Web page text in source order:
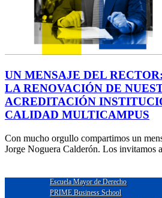
UN MENSAJE DEL
LA RENOVACIÓN DE
ACREDITACIÓN
CALIDAD MULTICAMPUS
Con mucho orgullo compartimos un
Jorge Noguera Calderón. Los invitamos
Escuela Mayor de Derecho
PRIME Business School